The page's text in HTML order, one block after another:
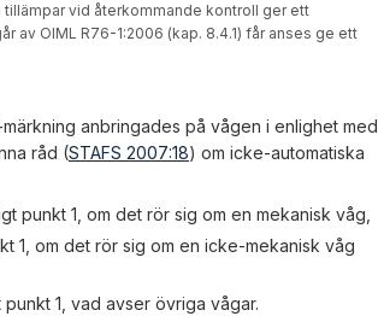
vid återkommande kontroll ger ett
av OIML R76-1:2006 (kap. 8.4.1) får anses ge ett
anbringades på vågen i enlighet med
råd (STAFS 2007:18) om icke-automatiska
punkt 1, om det rör sig om en mekanisk våg,
1, om det rör sig om en icke-mekanisk våg
1, vad avser övriga vågar.